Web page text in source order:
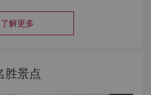
阳光广场购物中心咫尺相邻，以
拥有逾 50 家餐饮选择。从休闲小
KLCC
吉隆坡城中城区域附近，热带风
了解更多
胜景点